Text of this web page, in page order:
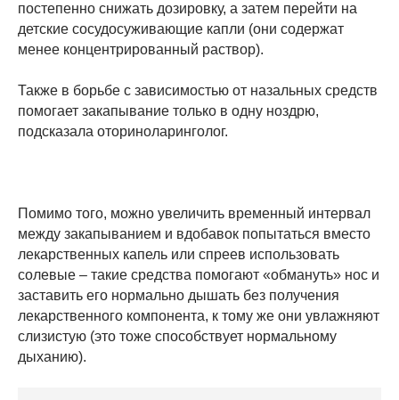
постепенно снижать дозировку, а затем перейти на
детские сосудосуживающие капли (они содержат
менее концентрированный раствор).
Также в борьбе с зависимостью от назальных средств
помогает закапывание только в одну ноздрю,
подсказала оториноларинголог.
Помимо того, можно увеличить временный интервал
между закапыванием и вдобавок попытаться вместо
лекарственных капель или спреев использовать
солевые – такие средства помогают «обмануть» нос и
заставить его нормально дышать без получения
лекарственного компонента, к тому же они увлажняют
слизистую (это тоже способствует нормальному
дыханию).